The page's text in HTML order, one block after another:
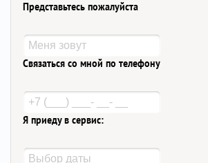
Представьтесь пожалуйста
Связаться со мной по телефону
Я приеду в сервис: